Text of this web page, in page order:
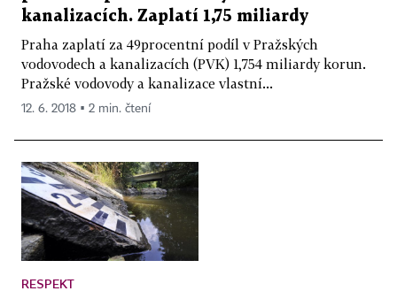
kanalizacích. Zaplatí 1,75 miliardy
Praha zaplatí za 49procentní podíl v Pražských
vodovodech a kanalizacích (PVK) 1,754 miliardy korun.
Pražské vodovody a kanalizace vlastní...
12. 6. 2018 ▪ 2 min. čtení
RESPEKT